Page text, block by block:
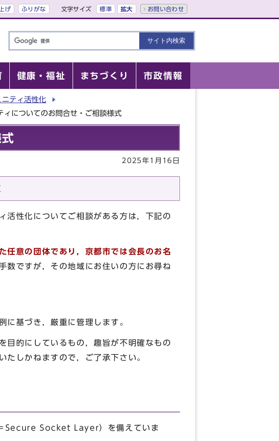
げ ふりがな 文字サイズ 標準 拡大 お問い合わせ
健康・福祉 まちづくり 市政情報
ニティ活性化
ィについてのお問合せ・ご相談様式
2025年1月16日
性化についてご相談がある方は，下記の
任意の団体であり，京都市では会長のお名
数ですが，その地域にお住いの方にお尋ね
基づき，厳重に管理します。
的にしているもの，趣旨が不明確なもの
たしかねますので，ご了承下さい。
Secure Socket Layer）を備えていま